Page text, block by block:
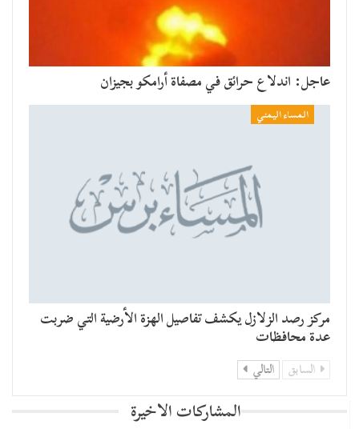
عاجل: اندلاع حرائق في مصفاة أرامكو بجيزان
المساء اليمني
مركز رصد الزلازل يكشف تفاصيل الهزة الأرضية التي ضربت
عدة محافظات
السابق التالي
المشاركات الاخيرة